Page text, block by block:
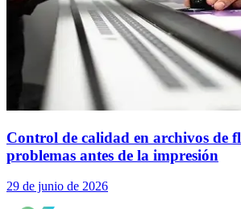
Control de calidad en archivos de
problemas antes de la impresión
29 de junio de 2026